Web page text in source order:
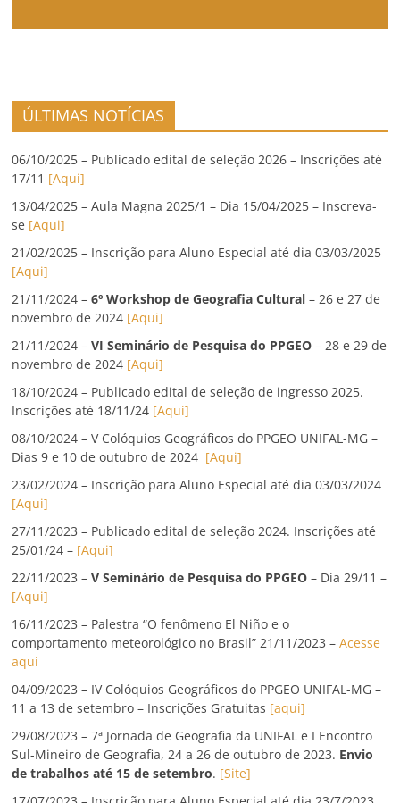
ÚLTIMAS NOTÍCIAS
06/10/2025 – Publicado edital de seleção 2026 – Inscrições até
17/11 [Aqui]
13/04/2025 – Aula Magna 2025/1 – Dia 15/04/2025 – Inscreva-
se [Aqui]
21/02/2025 – Inscrição para Aluno Especial até dia 03/03/2025
[Aqui]
21/11/2024 –6º Workshop de Geografia Cultural – 26 e 27 de
novembro de 2024 [Aqui]
21/11/2024 –VI Seminário de Pesquisa do PPGEO – 28 e 29 de
novembro de 2024 [Aqui]
18/10/2024 – Publicado edital de seleção de ingresso 2025.
Inscrições até 18/11/24 [Aqui]
08/10/2024 – V Colóquios Geográficos do PPGEO UNIFAL-MG –
Dias 9 e 10 de outubro de 2024 [Aqui]
23/02/2024 – Inscrição para Aluno Especial até dia 03/03/2024
[Aqui]
27/11/2023 – Publicado edital de seleção 2024. Inscrições até
25/01/24 – [Aqui]
22/11/2023 –V Seminário de Pesquisa do PPGEO – Dia 29/11 –
[Aqui]
16/11/2023 – Palestra “O fenômeno El Niño e o
comportamento meteorológico no Brasil” 21/11/2023 –Acesse
aqui
04/09/2023 – IV Colóquios Geográficos do PPGEO UNIFAL-MG –
11 a 13 de setembro – Inscrições Gratuitas [aqui]
29/08/2023 – 7ª Jornada de Geografia da UNIFAL e I Encontro
Sul-Mineiro de Geografia, 24 a 26 de outubro de 2023. Envio
de trabalhos até 15 de setembro. [Site]